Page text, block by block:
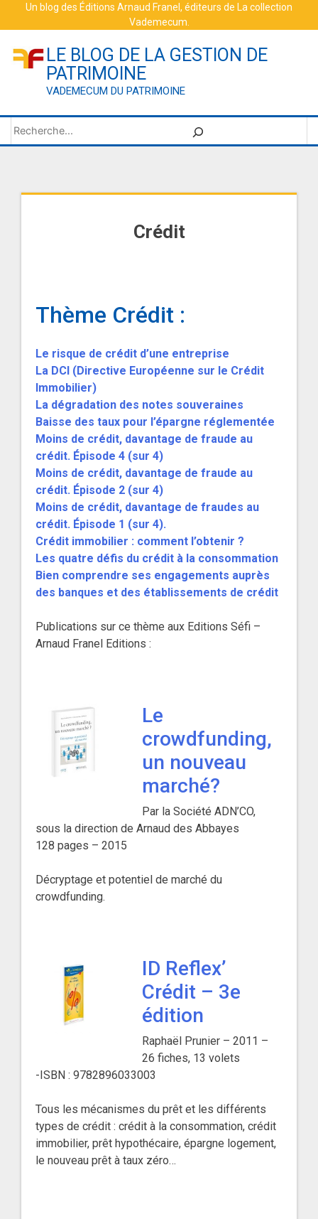
Un blog des Éditions Arnaud Franel , éditeurs de La collection
Vademecum
LE BLOG DE LA GESTION DE
PATRIMOINE
VADEMECUM DU PATRIMOINE
Rechercher
Crédit
Thème Crédit :
Le risque de crédit d’une entreprise
La DCI (Directive Européenne sur le Crédit
Immobilier)
La dégradation des notes souveraines
Baisse des taux pour l’épargne réglementée
Moins de crédit, davantage de fraude au
crédit. Épisode 4 (sur 4)
Moins de crédit, davantage de fraude au
crédit. Épisode 2 (sur 4)
Moins de crédit, davantage de fraudes au
crédit. Épisode 1 (sur 4).
Crédit immobilier : comment l’obtenir ?
Les quatre défis du crédit à la consommation
Bien comprendre ses engagements auprès
des banques et des établissements de crédit
Publications sur ce thème aux Editions Séfi –
Arnaud Franel Editions :
Le
crowdfunding,
un nouveau
marché?
Par la Société ADN’CO,
sous la direction de Arnaud des Abbayes
128 pages – 2015
Décryptage et potentiel de marché du
crowdfunding.
ID Reflex’
Crédit – 3e
édition
Raphaël Prunier – 2011 –
26 fiches, 13 volets
-ISBN : 9782896033003
Tous les mécanismes du prêt et les différents
types de crédit : crédit à la consommation, crédit
immobilier, prêt hypothécaire, épargne logement,
le nouveau prêt à taux zéro…